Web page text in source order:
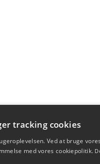
tracking cookies
Ved at bruge
med vores cookiepolitik.